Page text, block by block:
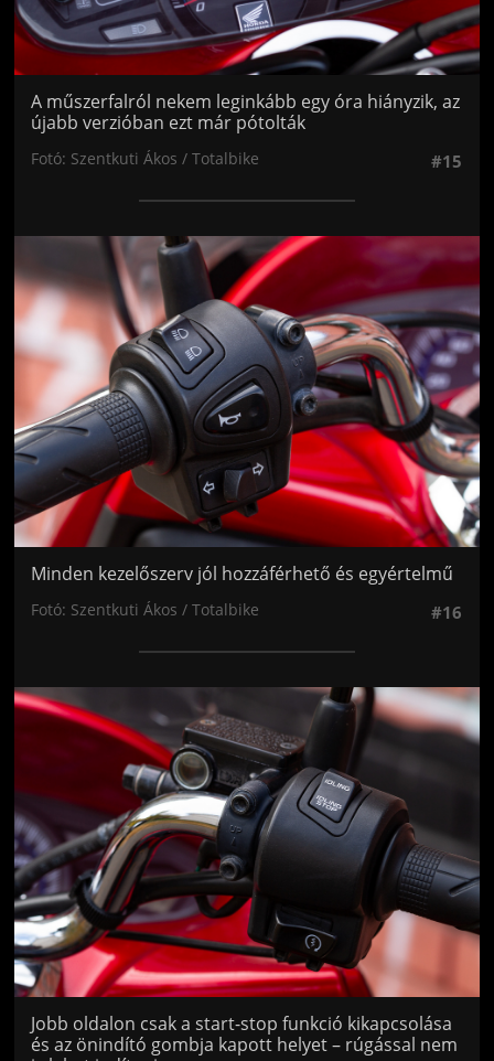
A műszerfalról nekem leginkább egy óra hiányzik, az
újabb verzióban ezt már pótolták
Fotó: Szentkuti Ákos / Totalbike #15
Jön még kép!
Minden kezelőszerv jól hozzáférhető és egyértelmű
Fotó: Szentkuti Ákos / Totalbike #16
Jön még kép!
Jobb oldalon csak a start-stop funkció kikapcsolása
és az önindító gombja kapott helyet – rúgással nem